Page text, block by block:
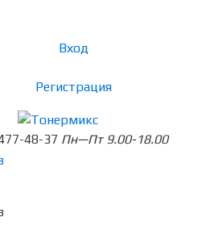
Вход
Регистрация
48-37 Пн—Пт 9.00-18.00